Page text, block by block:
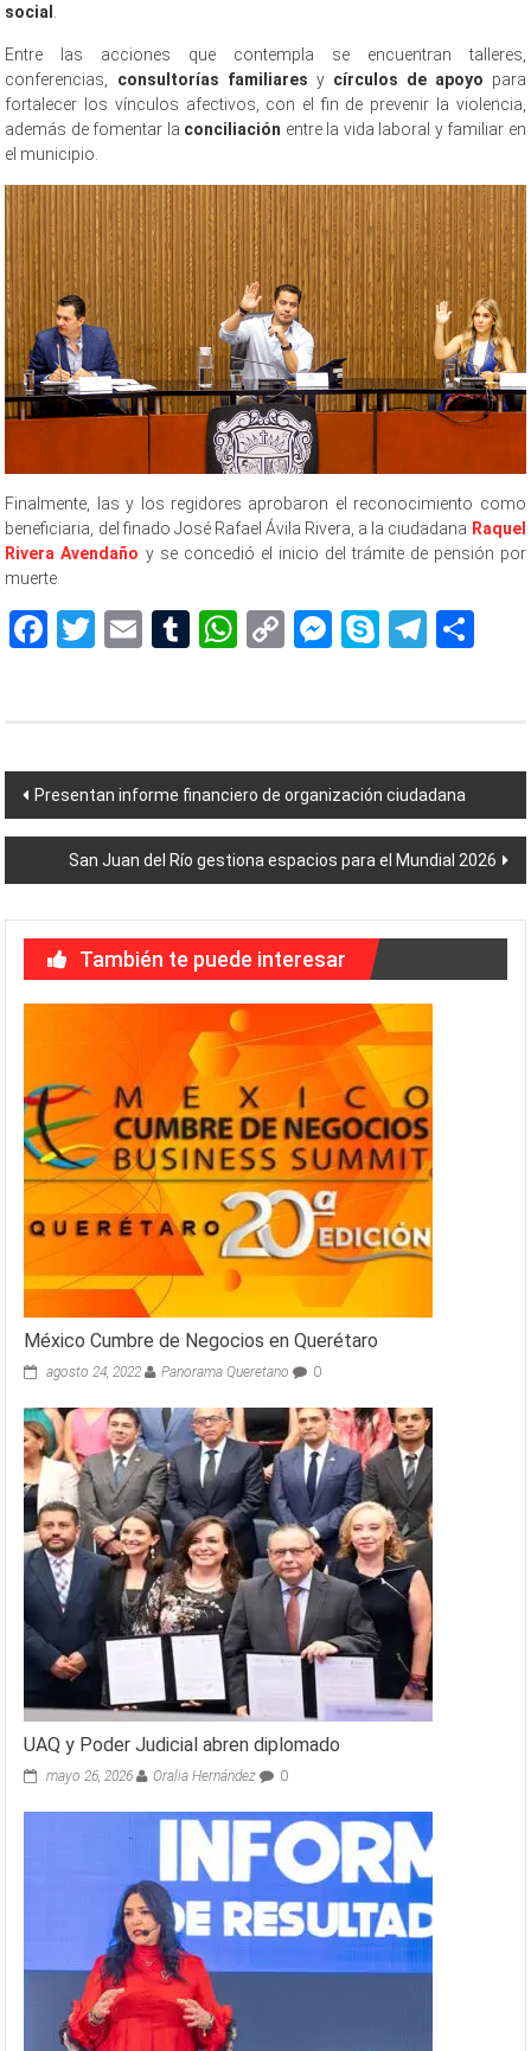
social
Entre las acciones que contempla se encuentran talleres,
conferencias, consultorías familiares y círculos de apoyo para
fortalecer los vínculos afectivos, con el fin de prevenir la violencia,
además de fomentar la conciliación entre la vida laboral y familiar en
el municipio.
Finalmente, las y los regidores aprobaron el reconocimiento como
beneficiaria, del finado José Rafael Ávila Rivera, a la ciudadana Raquel
Rivera Avendaño y se concedió el inicio del trámite de pensión por
muerte.
Facebook
Twitter
EmailTumblr
WhatsApp
CopyMessenger
Skype
Navegación
de
entradas
Presentan informe financiero de organización ciudadana
San Juan del Río gestiona espacios para el Mundial 2026
También te puede interesar
México Cumbre de Negocios en Querétaro
agosto 24, 2022 Panorama Queretano 0
UAQ y Poder Judicial abren diplomado
mayo 26, 2026 Oralia Hernández 0